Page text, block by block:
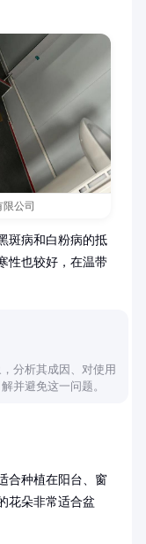
公司
斑病和白粉病的抵
性也较好，在温带
分析其成因、对使用
并避免这一问题。
合种植在阳台、窗
花朵非常适合盆